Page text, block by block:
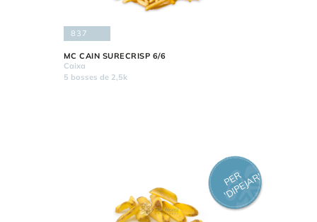
837
MC CAIN SURECRISP 6/6
Caixa
5 bosses de 2,5k
P
E
R
'
DI
P
EJ
A
R'